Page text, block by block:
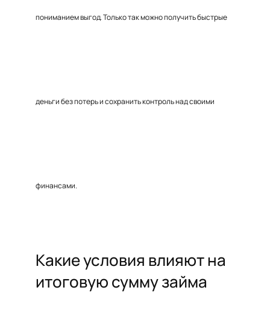
пониманием выгод. Только так можно получить быстрые
деньги без потерь и сохранить контроль над своими
финансами.
Какие условия влияют на
итоговую сумму займа